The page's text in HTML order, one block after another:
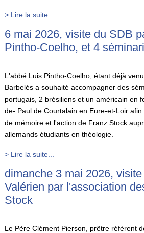
> Lire la suite...
6 mai 2026, visite du SDB
Pintho-Coelho, et 4
L'abbé Luis Pintho-Coelho, étant déjà
Barbelés a souhaité accompagner des
portugais, 2 brésiliens et un américain en
de- Paul de Courtalain en Eure-et-Loir
de mémoire et l'action de Franz Stock
allemands étudiants en théologie.
> Lire la suite...
dimanche 3 mai 2026,
Valérien par l'association
Stock
Le Père Clément Pierson, prêtre référent